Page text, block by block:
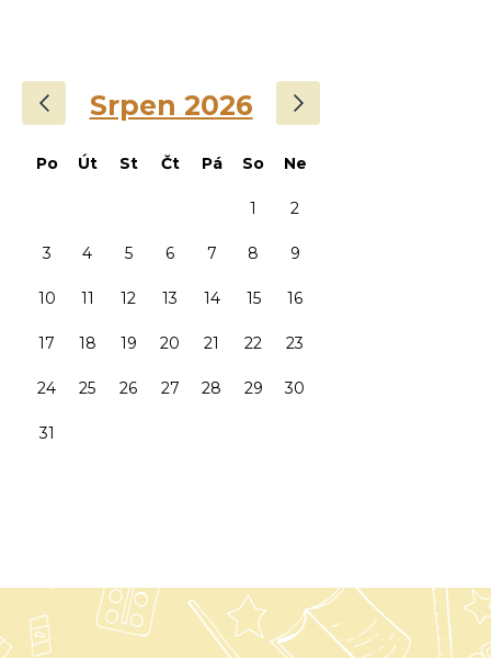
Srpen 2026 ›
Po Út St Čt Pá So Ne
1 2
3 4 5 6 7 8 9
10 11 12 13 14 15 16
17 18 19 20 21 22 23
24 25 26 27 28 29 30
31